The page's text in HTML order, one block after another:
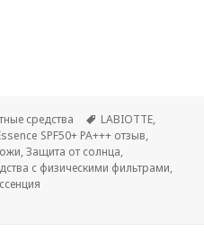
средства Метки
LABIOTTE,
SPF50+ PA+++ отзыв,
,Защита от солнца,
с физическими фильтрами,